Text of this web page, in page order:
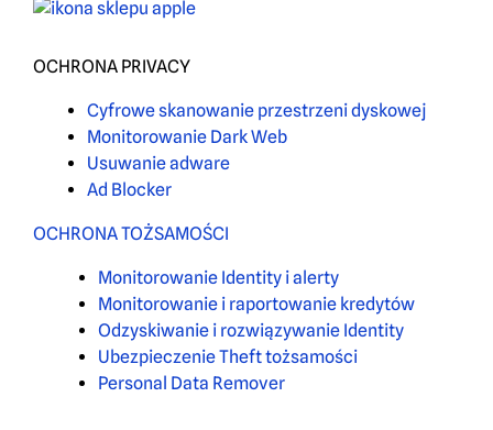
OCHRONA PRIVACY
Cyfrowe skanowanie przestrzeni dyskowej
Monitorowanie Dark Web
Usuwanie adware
Ad Blocker
OCHRONA TOŻSAMOŚCI
Monitorowanie Identity i alerty
Monitorowanie i raportowanie kredytów
Odzyskiwanie i rozwiązywanie Identity
Ubezpieczenie Theft tożsamości
Personal Data Remover